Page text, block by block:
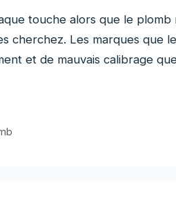
touche alors que le plomb
cherchez. Les marques que
et de mauvais calibrage